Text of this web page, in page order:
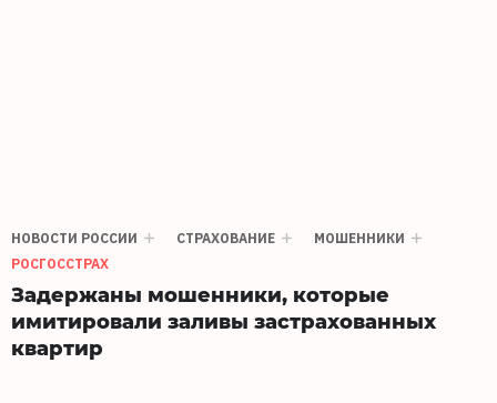
НОВОСТИ РОССИИ СТРАХОВАНИЕ
МОШЕННИКИ
РОСГОССТРАХ
Задержаны мошенники, которые
имитировали заливы застрахованных
квартир